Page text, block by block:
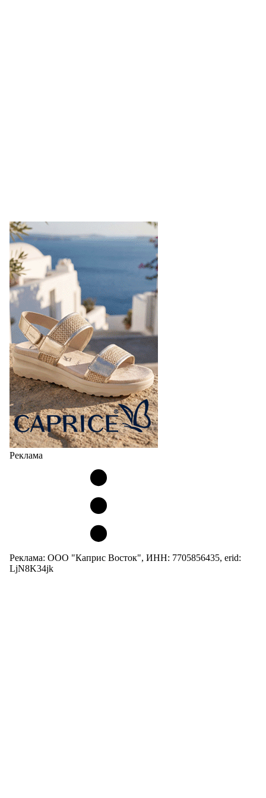
Реклама
Реклама: ООО "Каприс Восток", ИНН: 7705856435, erid:
LjN8K34jk